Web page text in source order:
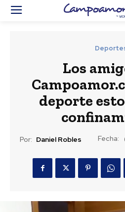
Los
deporte
Por: Daniel Robles Fecha: